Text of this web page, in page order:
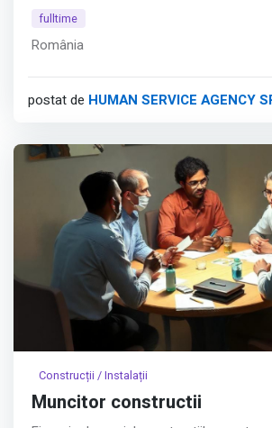
electronice ale unora dintre cele mai
Ce așteptăm de la tine: • Studii
cu 2-3 ani experiență în circuite, testare
Afișează tot
fulltime
România
postat de HUMAN SERVICE AGENCY
Construcții / Instalații
Muncitor constructii